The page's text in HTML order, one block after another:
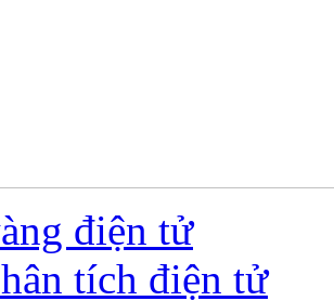
điện tử
tích điện tử